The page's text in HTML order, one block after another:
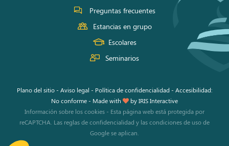
Preguntas frecuentes
Estancias en grupo
Escolares
Seminarios
Plano del sitio- Aviso legal - Política de confidencialidad - Accesibilidad:
No conforme- Made with byIRIS Interactive
Información sobre los cookies - Esta página web está protegida por
reCAPTCHA. Las reglas de confidencialidad y lascondiciones de usode
Google se aplican.